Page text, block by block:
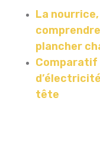
La
plancher
Comparatif
tête